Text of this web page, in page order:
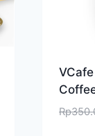
Rp